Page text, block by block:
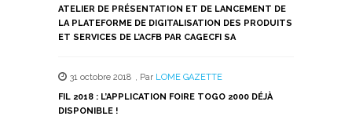
ATELIER DE PRÉSENTATION ET DE LANCEMENT DE
LA PLATEFORME DE DIGITALISATION DES PRODUITS
ET SERVICES DE L’ACFB PAR CAGECFI SA
31 octobre 2018 , Par LOME GAZETTE
FIL 2018 : L’APPLICATION FOIRE TOGO 2000 DÉJÀ
DISPONIBLE !